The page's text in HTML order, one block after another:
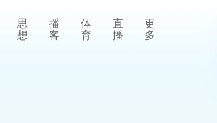
思
想
播
客
体
育
直
播
更
多